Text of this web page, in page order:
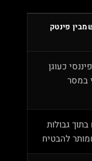
פינטק
כעוגן
במסר
גבולות
להבטיח